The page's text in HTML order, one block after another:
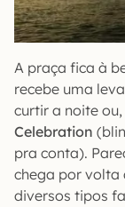
A praça fica à
recebe uma
curtir a noite
Celebration
pra conta).
chega por volta
diversos tipos